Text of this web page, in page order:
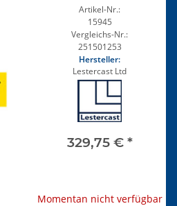
Artikel-Nr.:
15945
Vergleichs-Nr.:
251501253
Hersteller:
Lestercast Ltd
329,75 € *
Momentan nicht verfügbar